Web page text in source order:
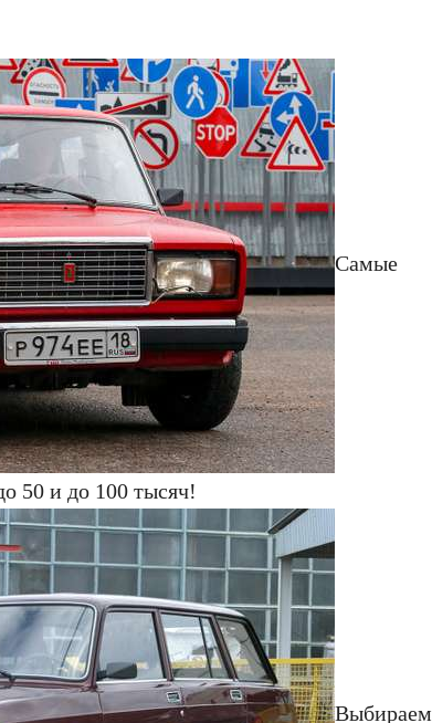
Самые
50 и до 100 тысяч!
Выбираем